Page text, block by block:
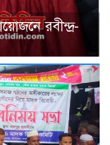
রবীন্দ্র-